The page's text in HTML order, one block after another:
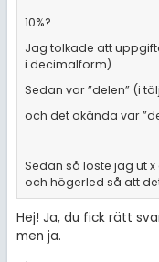
10%?
Jag tolkade att
i decimalform).
Sedan var ”delen” (i
och det okända var
Sedan så löste jag ut
och högerled så att
Hej! Ja, du fick rätt
men ja.